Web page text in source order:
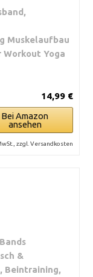
Muskelaufbau
Yoga
14,99 €
Bei Amazon
ansehen
zzgl. Versandkosten
&
Beintraining,